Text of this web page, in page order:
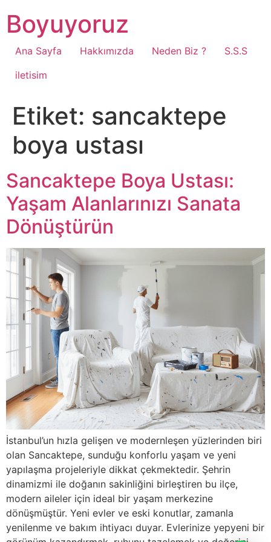
Boyuyoruz
Ana Sayfa Hakkımızda Neden Biz ?
S.S.S
iletisim
Etiket: sancaktepe
boya ustası
Sancaktepe Boya Ustası:
Yaşam Alanlarınızı Sanata
Dönüştürün
İstanbul’un hızla gelişen ve modernleşen yüzlerinden biri
olan Sancaktepe, sunduğu konforlu yaşam ve yeni
yapılaşma projeleriyle dikkat çekmektedir. Şehrin
dinamizmi ile doğanın sakinliğini birleştiren bu ilçe,
modern aileler için ideal bir yaşam merkezine
dönüşmüştür. Yeni evler ve eski konutlar, zamanla
yenilenme ve bakım ihtiyacı duyar. Evlerinize yepyeni bir